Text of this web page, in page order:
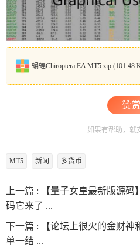
蝙蝠Chiroptera EA MT5.zip (101.48
赞赏
如果有帮助，就
MT5 新闻 多货币
上一篇 :
【量子女皇最新版源
码它来了 ...
下一篇 :
【论坛上很火的金财
单一结 ...